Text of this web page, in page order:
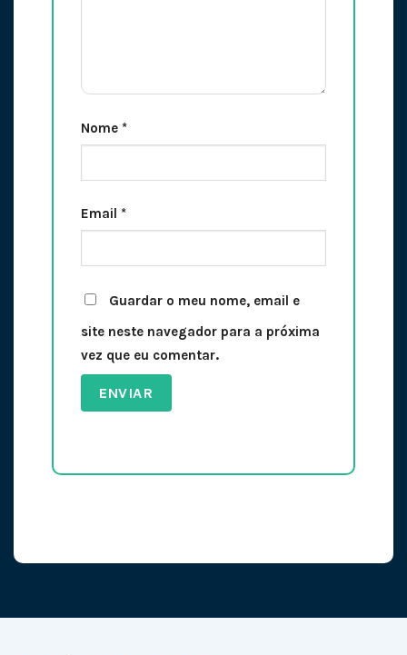
Nome *
Email *
Guardar o meu nome, email e
site neste navegador para a próxima
vez que eu comentar.